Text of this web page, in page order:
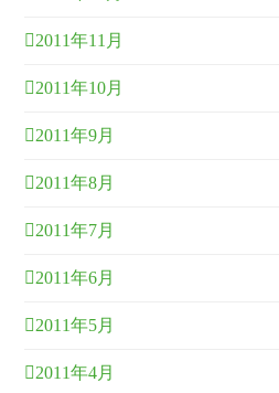
2011年11月
2011年10月
2011年9月
2011年8月
2011年7月
2011年6月
2011年5月
2011年4月